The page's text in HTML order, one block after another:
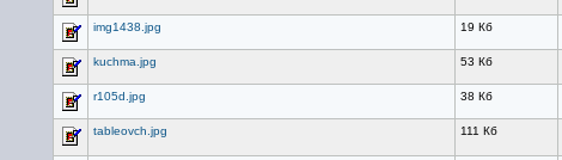
img1438.jpg 19 Кб
kuchma.jpg 53 Кб
r105d.jpg 38 Кб
tableovch.jpg 111 Кб